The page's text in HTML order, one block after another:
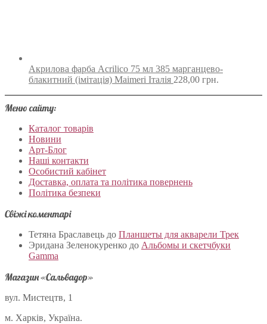
Акрилова фарба Acrilico 75 мл 385 марганцево-
блакитний (імітація) Maimeri Італія 228,00 грн.
Меню сайту:
Каталог товарів
Новини
Арт-Блог
Наші контакти
Особистий кабінет
Доставка, оплата та політика повернень
Політика безпеки
Свіжі коментарі
Тетяна Браславець до Планшеты для акварели Трек
Эридана Зеленокуренко до Альбомы и скетчбуки
Gamma
Магазин «Сальвадор»
вул. Мистецтв, 1
м. Харків, Україна.